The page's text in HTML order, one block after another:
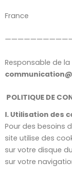
France
Responsable de la
POLITIQUE DE
I. Utilisation des
Pour des besoins
site utilise des
sur votre disque
sur votre